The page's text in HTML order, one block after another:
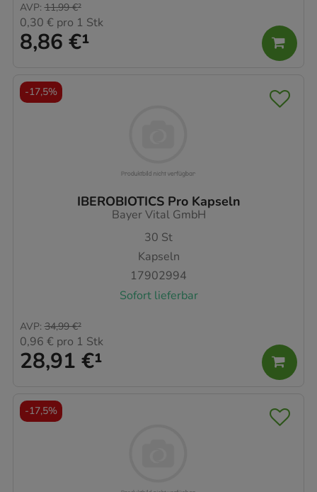
8,86 €¹
AVP: 11,99 €²
0,30 € pro 1 Stk
IBEROBIOTICS Pro Kapseln
Bayer Vital GmbH
30 St
Kapseln
17902994
Sofort lieferbar
28,91 €¹
AVP: 34,99 €²
0,96 € pro 1 Stk
-17,5%
-17,5%